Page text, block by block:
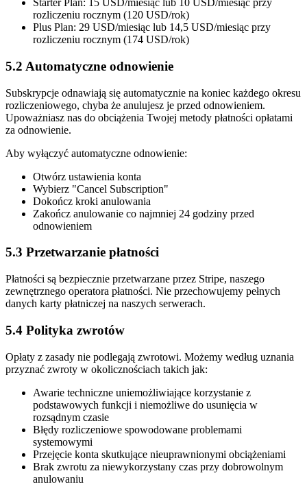
Starter Plan: 15 USD/miesiąc lub 10 USD/miesiąc przy
rozliczeniu rocznym (120 USD/rok)
Plus Plan: 29 USD/miesiąc lub 14,5 USD/miesiąc przy
rozliczeniu rocznym (174 USD/rok)
5.2 Automatyczne odnowienie
Subskrypcje odnawiają się automatycznie na koniec każdego okresu
rozliczeniowego, chyba że anulujesz je przed odnowieniem.
Upoważniasz nas do obciążenia Twojej metody płatności opłatami
za odnowienie.
Aby wyłączyć automatyczne odnowienie:
Otwórz ustawienia konta
Wybierz "Cancel Subscription"
Dokończ kroki anulowania
Zakończ anulowanie co najmniej 24 godziny przed
odnowieniem
5.3 Przetwarzanie płatności
Płatności są bezpiecznie przetwarzane przez Stripe, naszego
zewnętrznego operatora płatności. Nie przechowujemy pełnych
danych karty płatniczej na naszych serwerach.
5.4 Polityka zwrotów
Opłaty z zasady nie podlegają zwrotowi. Możemy według uznania
przyznać zwroty w okolicznościach takich jak:
Awarie techniczne uniemożliwiające korzystanie z
podstawowych funkcji i niemożliwe do usunięcia w
rozsądnym czasie
Błędy rozliczeniowe spowodowane problemami
systemowymi
Przejęcie konta skutkujące nieuprawnionymi obciążeniami
Brak zwrotu za niewykorzystany czas przy dobrowolnym
anulowaniu